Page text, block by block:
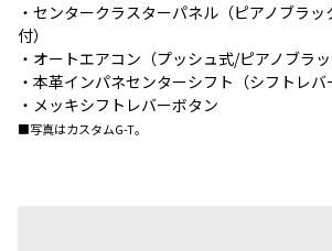
・センタークラスターパネル（ピアノブラ
付）
・オートエアコン（プッシュ式/ピアノブラッ
・本革インパネセンターシフト（シフトレバ
・メッキシフトレバーボタン
■写真はカスタムG-T。